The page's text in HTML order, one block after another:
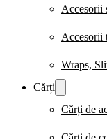
Accesorii
Accesorii
Wraps,
Cărți
Cărți de